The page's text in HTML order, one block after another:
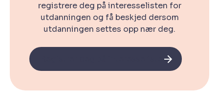
registrere deg på interesselisten for
utdanningen og få beskjed dersom
utdanningen settes opp nær deg.
Registrer deg på interesselisten!